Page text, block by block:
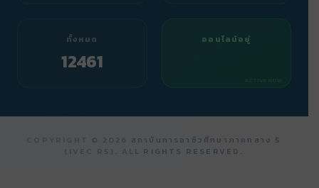
ทั้งหมด
12461
ออนไลน์อยู่
2026 สถาบันการอาชีวศึกษาภาคกลาง 5
(IVEC R5). ALL RIGHTS RESERVED.